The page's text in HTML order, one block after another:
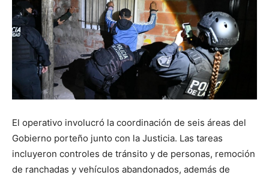
El operativo involucró la coordinación de seis áreas del
Gobierno porteño junto con la Justicia. Las tareas
incluyeron controles de tránsito y de personas, remoción
de ranchadas y vehículos abandonados, además de